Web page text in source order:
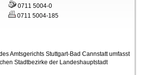
0711 5004-0
0711 5004-185
Amtsgerichts Stuttgart-Bad Cannstatt umfasst
Stadtbezirke der Landeshauptstadt